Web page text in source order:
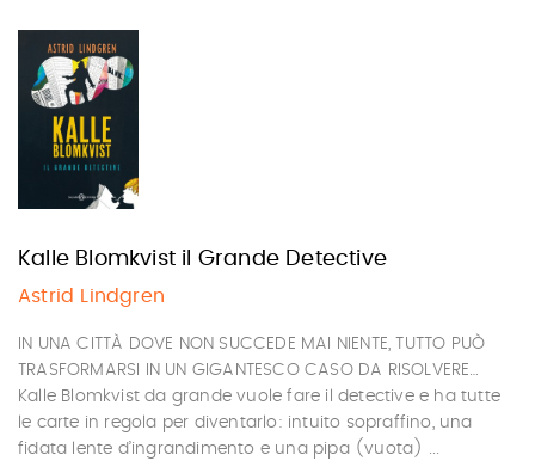
Kalle Blomkvist il Grande Detective
Astrid Lindgren
IN UNA CITTÀ DOVE NON SUCCEDE MAI NIENTE, TUTTO PUÒ
TRASFORMARSI IN UN GIGANTESCO CASO DA RISOLVERE…
Kalle Blomkvist da grande vuole fare il detective e ha tutte
le carte in regola per diventarlo: intuito sopraffino, una
fidata lente d’ingrandimento e una pipa (vuota) ...